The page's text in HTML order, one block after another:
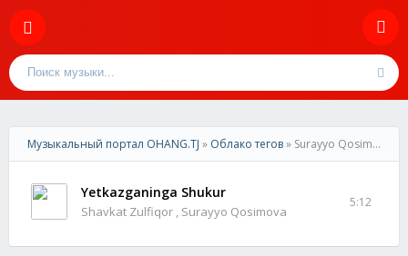
Музыкальный портал OHANG.TJ » Облако тегов» Surayyo Qosimova
Yetkazganinga Shukur
Shavkat Zulfiqor , Surayyo Qosimova
5:12